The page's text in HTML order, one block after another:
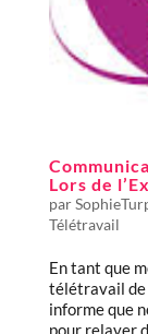
Lors de
par
Télétravail
En tant que
télétravail de
informe que
pour relayer